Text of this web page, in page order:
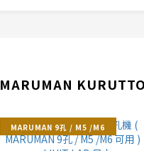
MARUMAN
MARUMAN 9孔 / M5 /M6